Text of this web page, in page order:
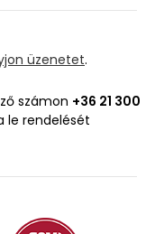
üzenetet.
számon +36 21 300
le rendelését